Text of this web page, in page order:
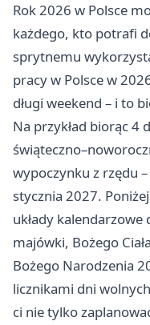
Rok 2026 w Polsce
każdego, kto potrafi
sprytnemu
pracy w Polsce w
długi weekend – i to
Na przykład biorąc 4
wypoczynku z rzędu
stycznia 2027.
układy kalendarzowe
majówki, Bożego
Bożego Narodzenia
licznikami dni
ci nie tylko